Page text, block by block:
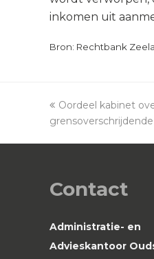
inkomen uit
Bron: Rechtbank
previous
post:
Oordeel kabinet
Contact
Administratie- en
Advieskantoor